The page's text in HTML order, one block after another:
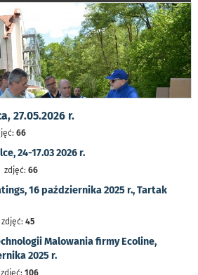
27.05.2026 r.
66
24-17.03 2026 r.
zdjęć: 66
16 października 2025 r., Tartak
zdjęć: 45
Malowania firmy Ecoline,
2025 r.
zdjęć: 106